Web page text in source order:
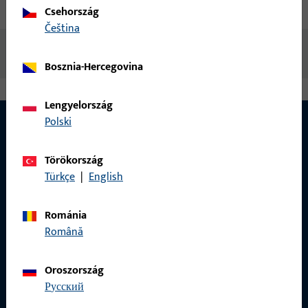
Letöltések
Csehország
čeština
Bosznia-Hercegovina
Lengyelország
Polski
Törökország
Türkçe | English
Románia
Română
Oroszország
русский